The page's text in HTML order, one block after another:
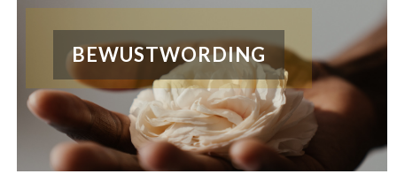
BEWUSTWORDING